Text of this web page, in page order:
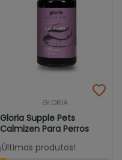
GLORIA
Gloria Supple Pets
Calmizen Para Perros
¡Últimas produtos!